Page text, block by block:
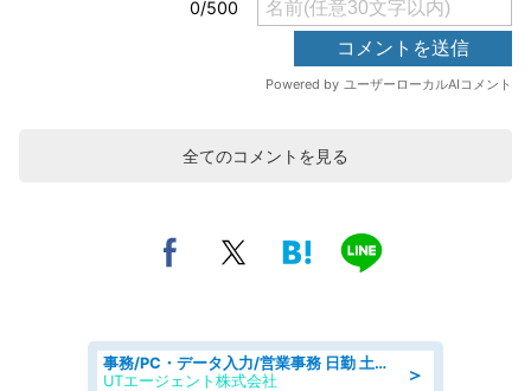
全てのコメントを見る
＞
事務/PC・データ入力/営業事務 日勤 土日祝休み オフィス家具の会社で一般事務
UTエージェント株式会社